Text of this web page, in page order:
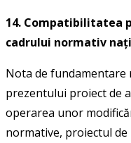
14. Compatibilitatea
cadrului normativ
Nota de fundamentare
prezentului proiect de
operarea unor
normative, proiectul